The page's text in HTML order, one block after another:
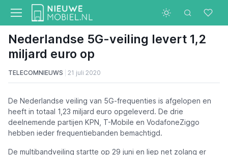
Nederlandse 5G-veiling levert 1,2
miljard euro op
TELECOMNIEUWS 21 juli 2020
De Nederlandse veiling van 5G-frequenties is afgelopen en
heeft in totaal 1,23 miljard euro opgeleverd. De drie
deelnemende partijen KPN, T-Mobile en VodafoneZiggo
hebben ieder frequentiebanden bemachtigd.
De multibandveiling startte op 29 juni en liep net zolang er